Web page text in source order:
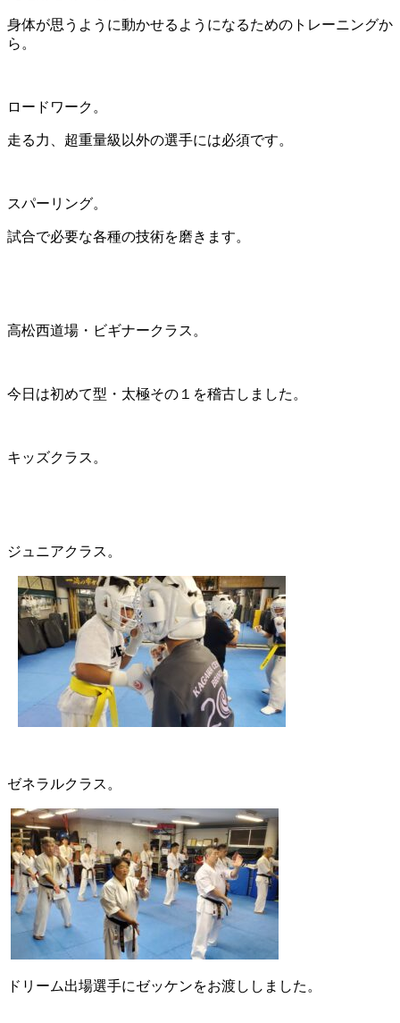
身体が思うように動かせるようになるためのトレーニングか
ら。
ロードワーク。
走る力、超重量級以外の選手には必須です。
スパーリング。
試合で必要な各種の技術を磨きます。
高松西道場・ビギナークラス。
今日は初めて型・太極その１を稽古しました。
キッズクラス。
ジュニアクラス。
ゼネラルクラス。
ドリーム出場選手にゼッケンをお渡ししました。